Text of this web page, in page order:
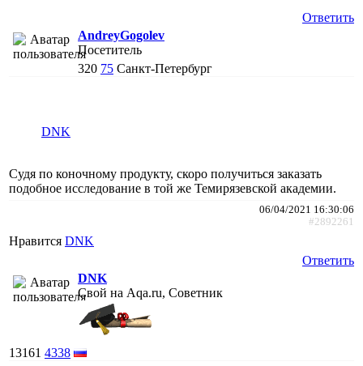
Ответить
AndreyGogolev
Посетитель
320 75 Санкт-Петербург
DNK
Судя по коночному продукту, скоро получиться заказать
подобное исследование в той же Темирязевской академии.
06/04/2021 16:30:06
#2892261
Нравится DNK
Ответить
DNK
Свой на Aqa.ru, Советник
13161 4338